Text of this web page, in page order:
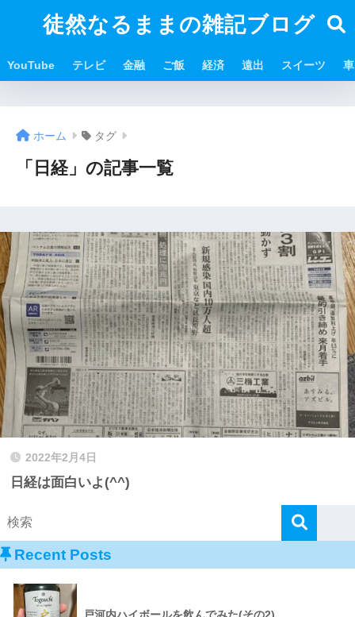
徒然なるままの雑記ブログ
YouTube テレビ 金融 ご飯 経済 遠出 スイーツ 車
ホーム タグ
「日経」の記事一覧
2022年2月4日
日経は面白いよ(^^)
Recent Posts
戸河内ハイボールを飲んでみた(その2)